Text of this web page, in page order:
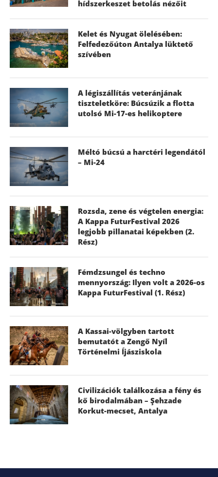
hídszerkeszet betolás nézőit
Kelet és Nyugat ölelésében:
Felfedezőúton Antalya lüktető
szívében
A légiszállítás veteránjának
tiszteletköre: Búcsúzik a flotta
utolsó Mi-17-es helikoptere
Méltó búcsú a harctéri legendától
– Mi-24
Rozsda, zene és végtelen energia:
A Kappa FuturFestival 2026
legjobb pillanatai képekben (2.
Rész)
Fémdzsungel és techno
mennyország: Ilyen volt a 2026-os
Kappa FuturFestival (1. Rész)
A Kassai-völgyben tartott
bemutatót a Zengő Nyíl
Történelmi Íjásziskola
Civilizációk találkozása a fény és
kő birodalmában – Şehzade
Korkut-mecset, Antalya